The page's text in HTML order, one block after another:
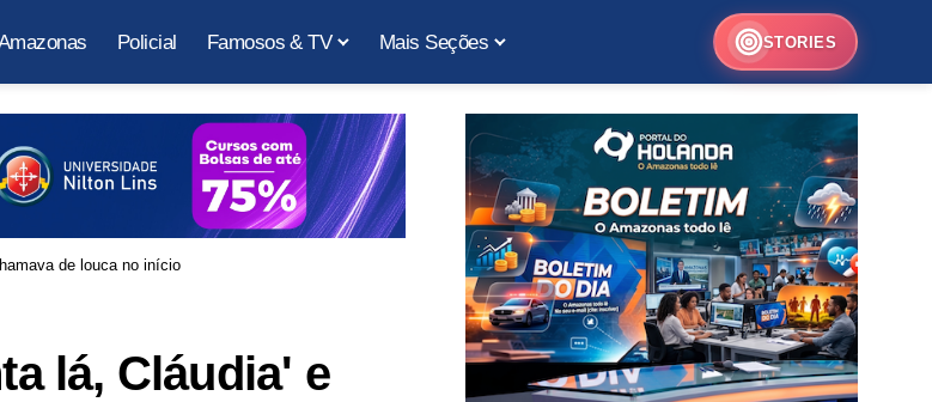
Policial Famosos & TV Mais Seções STORIES
de louca no início
lá, Cláudia' e